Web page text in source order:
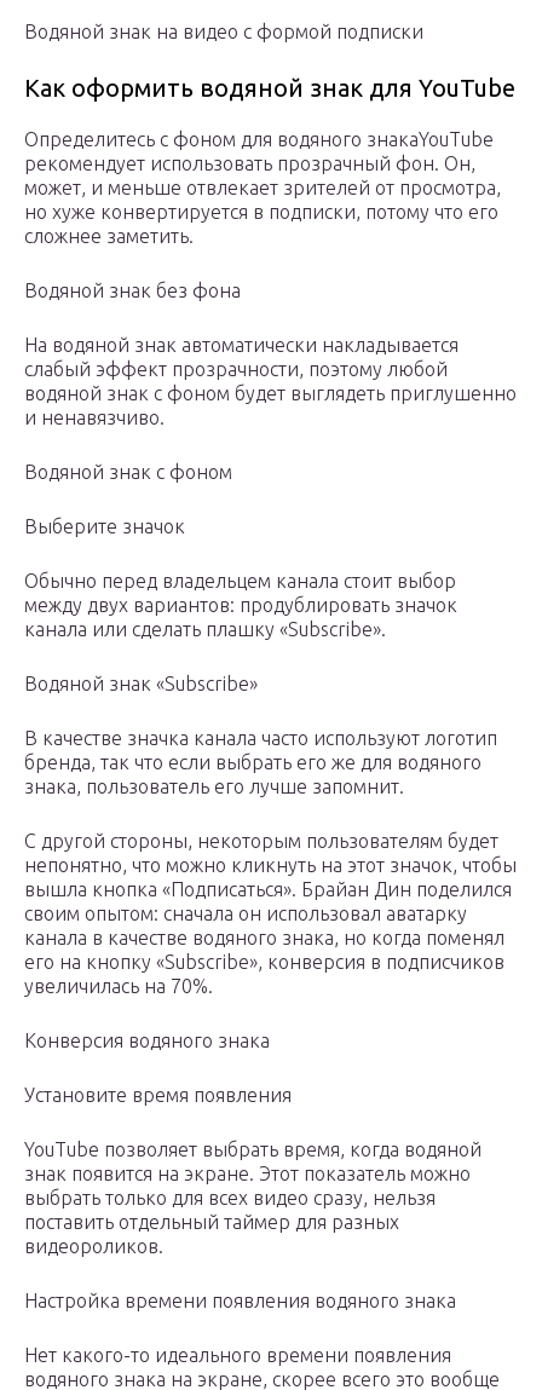
Водяной знак на видео с формой подписки
Как оформить водяной знак для YouTube
Определитесь с фоном для водяного знакаYouTube
рекомендует использовать прозрачный фон. Он,
может, и меньше отвлекает зрителей от просмотра,
но хуже конвертируется в подписки, потому что его
сложнее заметить.
Водяной знак без фона
На водяной знак автоматически накладывается
слабый эффект прозрачности, поэтому любой
водяной знак с фоном будет выглядеть приглушенно
и ненавязчиво.
Водяной знак с фоном
Выберите значок
Обычно перед владельцем канала стоит выбор
между двух вариантов: продублировать значок
канала или сделать плашку «Subscribe».
Водяной знак «Subscribe»
В качестве значка канала часто используют логотип
бренда, так что если выбрать его же для водяного
знака, пользователь его лучше запомнит.
С другой стороны, некоторым пользователям будет
непонятно, что можно кликнуть на этот значок, чтобы
вышла кнопка «Подписаться». Брайан Дин поделился
своим опытом: сначала он использовал аватарку
канала в качестве водяного знака, но когда поменял
его на кнопку «Subscribe», конверсия в подписчиков
увеличилась на 70%.
Конверсия водяного знака
Установите время появления
YouTube позволяет выбрать время, когда водяной
знак появится на экране. Этот показатель можно
выбрать только для всех видео сразу, нельзя
поставить отдельный таймер для разных
видеороликов.
Настройка времени появления водяного знака
Нет какого-то идеального времени появления
водяного знака на экране, скорее всего это вообще